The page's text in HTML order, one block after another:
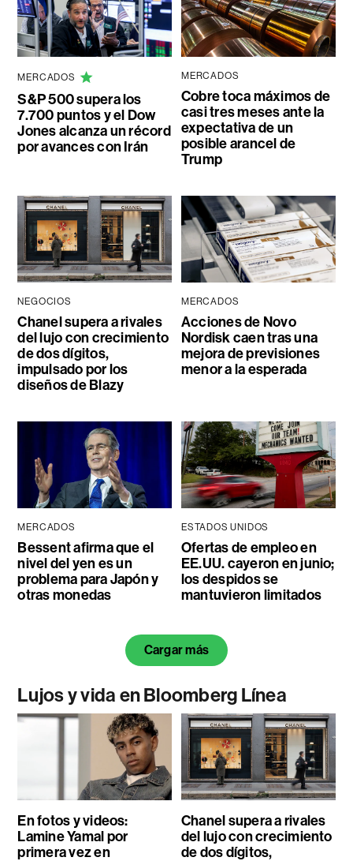
MERCADOS
S&P 500 supera los
7.700 puntos y el Dow
Jones alcanza un récord
por avances con Irán
MERCADOS
Cobre toca máximos de
casi tres meses ante la
expectativa de un
posible arancel de
Trump
NEGOCIOS
Chanel supera a rivales
del lujo con crecimiento
de dos dígitos,
impulsado por los
diseños de Blazy
MERCADOS
Acciones de Novo
Nordisk caen tras una
mejora de previsiones
menor a la esperada
MERCADOS
Bessent afirma que el
nivel del yen es un
problema para Japón y
otras monedas
ESTADOS UNIDOS
Ofertas de empleo en
EE.UU. cayeron en junio;
los despidos se
mantuvieron limitados
Cargar más
Lujos y vida en Bloomberg Línea
En fotos y videos:
Lamine Yamal por
primera vez en
Chanel supera a rivales
del lujo con crecimiento
de dos dígitos,